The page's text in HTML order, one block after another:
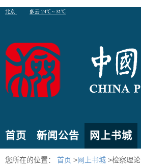
首页 新闻公告 网上书城
您所在的位置： 首页 >网上书城 >检察理论